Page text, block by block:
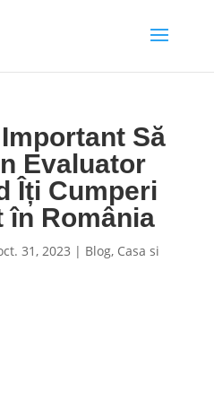
Să
Evaluator
Îți Cumperi
în România
31, 2023 | Blog, Casa si